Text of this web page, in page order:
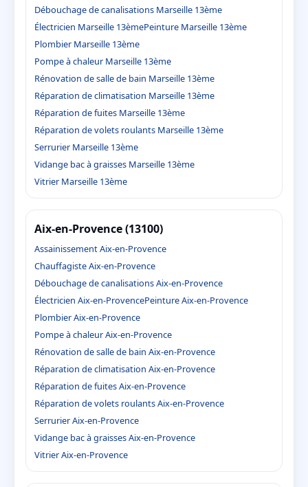
Débouchage de canalisations Marseille 13ème
Électricien Marseille 13èmePeinture Marseille 13ème
Plombier Marseille 13ème
Pompe à chaleur Marseille 13ème
Rénovation de salle de bain Marseille 13ème
Réparation de climatisation Marseille 13ème
Réparation de fuites Marseille 13ème
Réparation de volets roulants Marseille 13ème
Serrurier Marseille 13ème
Vidange bac à graisses Marseille 13ème
Vitrier Marseille 13ème
Aix-en-Provence (13100)
Assainissement Aix-en-Provence
Chauffagiste Aix-en-Provence
Débouchage de canalisations Aix-en-Provence
Électricien Aix-en-ProvencePeinture Aix-en-Provence
Plombier Aix-en-Provence
Pompe à chaleur Aix-en-Provence
Rénovation de salle de bain Aix-en-Provence
Réparation de climatisation Aix-en-Provence
Réparation de fuites Aix-en-Provence
Réparation de volets roulants Aix-en-Provence
Serrurier Aix-en-Provence
Vidange bac à graisses Aix-en-Provence
Vitrier Aix-en-Provence